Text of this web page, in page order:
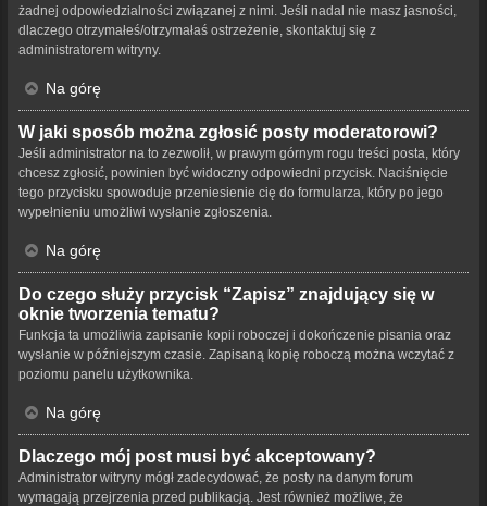
żadnej odpowiedzialności związanej z nimi. Jeśli nadal nie masz jasności,
dlaczego otrzymałeś/otrzymałaś ostrzeżenie, skontaktuj się z
administratorem witryny.
Na górę
W jaki sposób można zgłosić posty moderatorowi?
Jeśli administrator na to zezwolił, w prawym górnym rogu treści posta, który
chcesz zgłosić, powinien być widoczny odpowiedni przycisk. Naciśnięcie
tego przycisku spowoduje przeniesienie cię do formularza, który po jego
wypełnieniu umożliwi wysłanie zgłoszenia.
Na górę
Do czego służy przycisk “Zapisz” znajdujący się w
oknie tworzenia tematu?
Funkcja ta umożliwia zapisanie kopii roboczej i dokończenie pisania oraz
wysłanie w późniejszym czasie. Zapisaną kopię roboczą można wczytać z
poziomu panelu użytkownika.
Na górę
Dlaczego mój post musi być akceptowany?
Administrator witryny mógł zadecydować, że posty na danym forum
wymagają przejrzenia przed publikacją. Jest również możliwe, że